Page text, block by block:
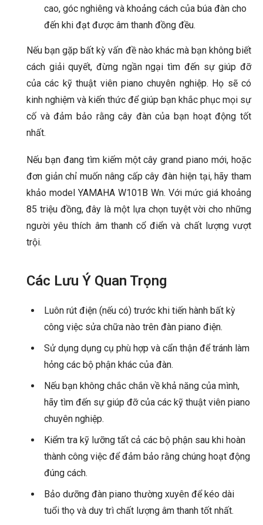
cao, góc nghiêng và khoảng cách của búa đàn cho
đến khi đạt được âm thanh đồng đều.
Nếu bạn gặp bất kỳ vấn đề nào khác mà bạn không biết
cách giải quyết, đừng ngần ngại tìm đến sự giúp đỡ
của các kỹ thuật viên piano chuyên nghiệp. Họ sẽ có
kinh nghiệm và kiến thức để giúp bạn khắc phục mọi sự
cố và đảm bảo rằng cây đàn của bạn hoạt động tốt
nhất.
Nếu bạn đang tìm kiếm một cây grand piano mới, hoặc
đơn giản chỉ muốn nâng cấp cây đàn hiện tại, hãy tham
khảo model YAMAHA W101B Wn. Với mức giá khoảng
85 triệu đồng, đây là một lựa chọn tuyệt vời cho những
người yêu thích âm thanh cổ điển và chất lượng vượt
trội.
Các Lưu Ý Quan Trọng
Luôn rút điện (nếu có) trước khi tiến hành bất kỳ
công việc sửa chữa nào trên đàn piano điện.
Sử dụng dụng cụ phù hợp và cẩn thận để tránh làm
hỏng các bộ phận khác của đàn.
Nếu bạn không chắc chắn về khả năng của mình,
hãy tìm đến sự giúp đỡ của các kỹ thuật viên piano
chuyên nghiệp.
Kiểm tra kỹ lưỡng tất cả các bộ phận sau khi hoàn
thành công việc để đảm bảo rằng chúng hoạt động
đúng cách.
Bảo dưỡng đàn piano thường xuyên để kéo dài
tuổi thọ và duy trì chất lượng âm thanh tốt nhất.